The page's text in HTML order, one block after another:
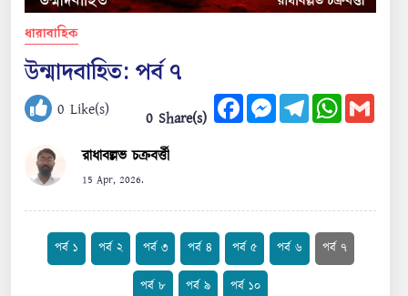
ধারাবাহিক
উন্মাদবাহিত: পর্ব ৭
0 Like(s) 0 Share(s)
FacebookMessengerTelegramWhatsApp
রাধাবল্লভ চক্রবর্ত্তী
15 Apr, 2026.
পর্ব ১ পর্ব ২ পর্ব ৩ পর্ব ৪ পর্ব ৫ পর্ব ৬ পর্ব ৭
পর্ব ৮ পর্ব ৯ পর্ব ১০